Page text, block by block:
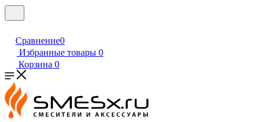
Сравнение0
Избранные товары 0
Корзина 0